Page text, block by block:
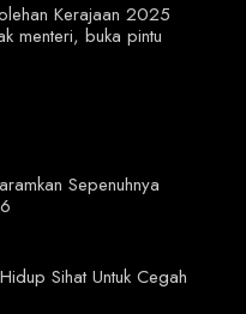
Kerajaan 2025
menteri, buka pintu
Sepenuhnya
Sihat Untuk Cegah